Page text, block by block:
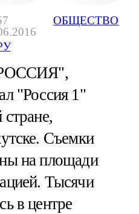
ОБЩЕСТВО
"Россия 1"
Съемки
на площади
Тысячи
в центре